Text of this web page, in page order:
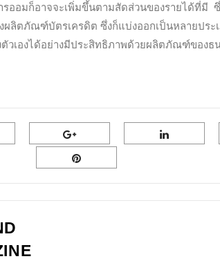
รออมก็อาจจะเพิ่มขึ้นตามสัดส่วนของรายได้ที่
ผลิตภัณฑ์บัตรเครดิต ซึ่งก็แบ่งออกเป็นหลายปร
วเองได้อย่างมีประสิทธิภาพด้วยผลิตภัณฑ์ของธ